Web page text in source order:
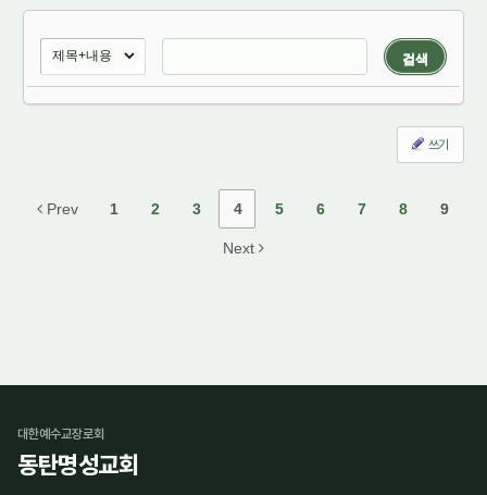
검색
쓰기
Prev 1 2 3 4 5 6 7 8 9
Next
대한예수교장로회
동탄명성교회